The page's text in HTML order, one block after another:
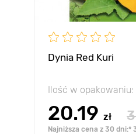
Dynia Red Kuri
Ilość w opakowaniu:
20.19 zł
Najniższa cena z 30 dni:*